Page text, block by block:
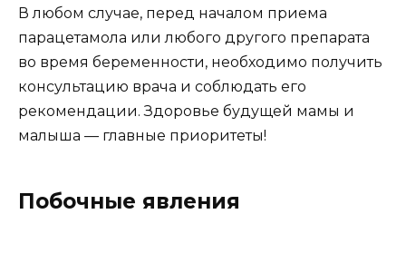
В любом случае, перед началом приема
парацетамола или любого другого препарата
во время беременности, необходимо получить
консультацию врача и соблюдать его
рекомендации. Здоровье будущей мамы и
малыша — главные приоритеты!
Побочные явления